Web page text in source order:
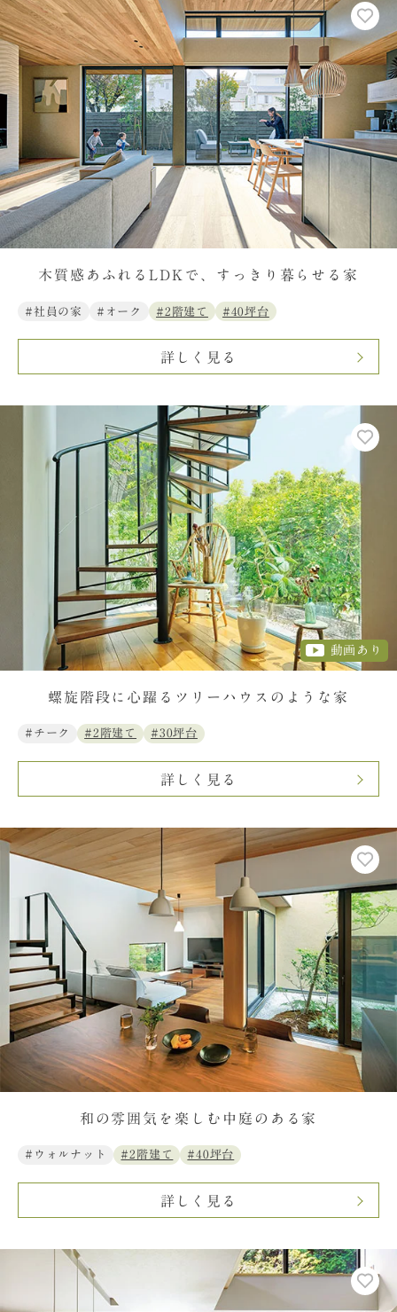
木質感あふれるLDKで、すっきり暮らせる家
#社員の家 #オーク #2階建て #40坪台
詳しく見る
動画あり
螺旋階段に心躍るツリーハウスのような家
#チーク #2階建て #30坪台
詳しく見る
和の雰囲気を楽しむ中庭のある家
#ウォルナット #2階建て #40坪台
詳しく見る